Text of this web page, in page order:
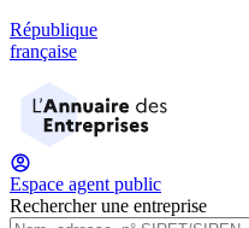
République
française
Espace agent public
Rechercher une entreprise